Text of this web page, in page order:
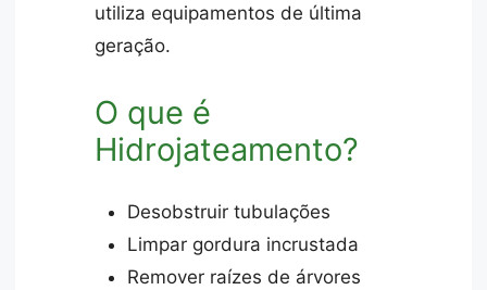
utiliza equipamentos de última
geração.
O que é
Hidrojateamento?
Desobstruir tubulações
Limpar gordura incrustada
Remover raízes de árvores